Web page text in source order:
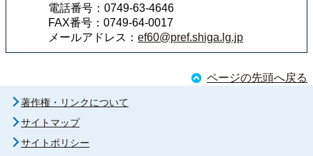
電話番号：0749-63-4646
FAX番号：0749-64-0017
メールアドレス： ef60@pref.shiga.lg.jp
ページの先頭へ戻る
著作権・リンクについて
サイトマップ
サイトポリシー